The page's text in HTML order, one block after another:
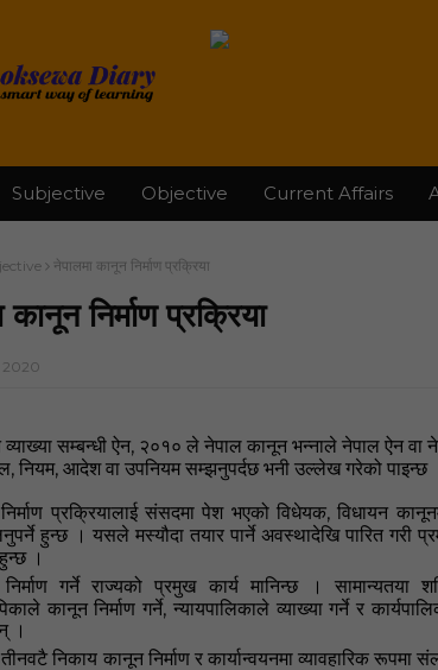
Subjective Objective Current Affairs
नेपालमा कानून निर्माण प्रक्रिया
कानून निर्माण प्रक्रिया
2020
सम्बन्धी ऐन, २०१० ले नेपाल कानून भन्नाले नेपाल ऐन वा
, नियम, आदेश वा उपनियम सम्झनुपर्दछ भनी उल्लेख गरेको पाइन्छ
प्रक्रियालाई संसदमा पेश भएको विधेयक,विधायन
हुन्छ
। यसले मस्यौदा तयार पार्ने अवस्थादेखि पारित गरी
।
गर्ने राज्यको प्रमुख कार्य मानिन्छ
। सामान्यतया
कानून निर्माण गर्ने, न्यायपालिकाले व्याख्या गर्ने र
।
निकाय कानून निर्माण र कार्यान्वयनमा व्यावहारिक रूपमा